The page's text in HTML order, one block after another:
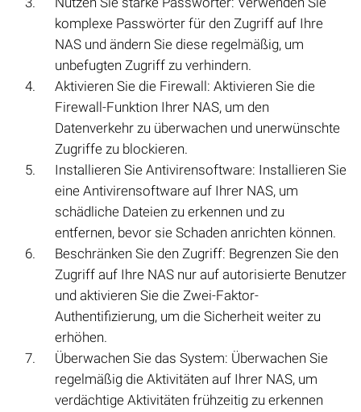
komplexe Passwörter für den Zugriff auf Ihre
NAS und ändern Sie diese regelmäßig, um
unbefugten Zugriff zu verhindern.
Aktivieren Sie die Firewall: Aktivieren Sie die
Firewall-Funktion Ihrer NAS, um den
Datenverkehr zu überwachen und unerwünschte
Zugriffe zu blockieren.
Installieren Sie Antivirensoftware: Installieren Sie
eine Antivirensoftware auf Ihrer NAS, um
schädliche Dateien zu erkennen und zu
entfernen, bevor sie Schaden anrichten können.
Beschränken Sie den Zugriff: Begrenzen Sie den
Zugriff auf Ihre NAS nur auf autorisierte Benutzer
und aktivieren Sie die Zwei-Faktor-
Authentifizierung, um die Sicherheit weiter zu
erhöhen.
Überwachen Sie das System: Überwachen Sie
regelmäßig die Aktivitäten auf Ihrer NAS, um
verdächtige Aktivitäten frühzeitig zu erkennen